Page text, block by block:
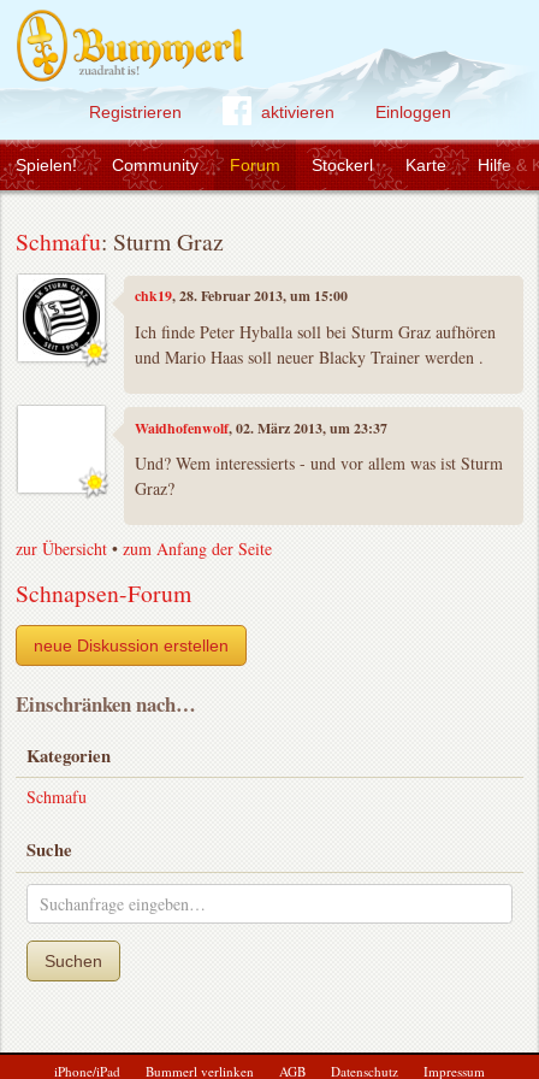
Registrieren aktivieren Einloggen
Community Forum Stockerl Karte Hilfe &
Spielen!
Schmafu: Sturm Graz
chk19, 28. Februar 2013, um 15:00
Ich finde Peter Hyballa soll bei Sturm Graz aufhören
und Mario Haas soll neuer Blacky Trainer werden .
Waidhofenwolf, 02. März 2013, um 23:37
Und? Wem interessierts - und vor allem was ist Sturm
Graz?
zur Übersicht •zum Anfang der Seite
Schnapsen-Forum
neue Diskussion erstellen
Einschränken nach…
Kategorien
Schmafu
Suche
Suchen
iPhone/iPad Bummerl verlinken AGB Datenschutz Impressum